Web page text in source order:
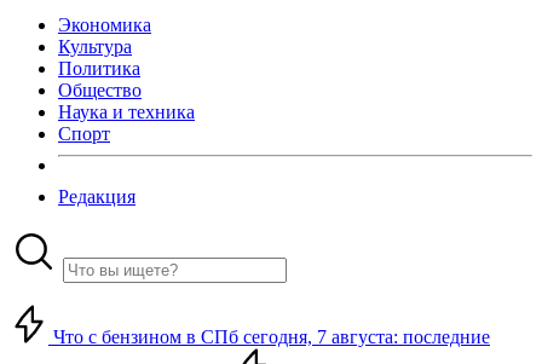
Экономика
Культура
Политика
Общество
Наука и техника
Спорт
Редакция
Что с бензином в СПб сегодня, 7 августа: последние